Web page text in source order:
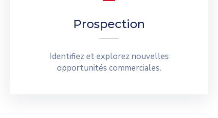
Prospection
Identifiez et explorez nouvelles
opportunités commerciales.